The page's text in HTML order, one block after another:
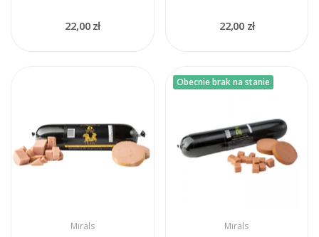
22,00 zł 22,00 zł
Mirals
Obecnie brak na stanie
Mirals